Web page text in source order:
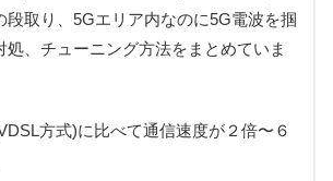
段取り、5Gエリア内なのに5G電波を掴
処、チューニング方法をまとめていま
方式)に比べて通信速度が２倍〜６